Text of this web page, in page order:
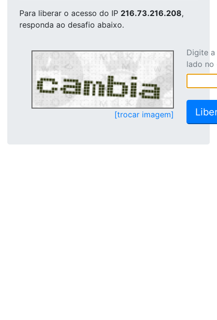
Para liberar o acesso do IP 216.73.216.208,
responda ao desafio abaixo.
[trocar imagem]
Digite
lado no